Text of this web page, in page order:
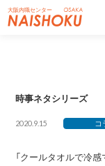
大阪内職センター
時事ネタシリーズ
2020.9.15 コ
「クールタオルで冷感